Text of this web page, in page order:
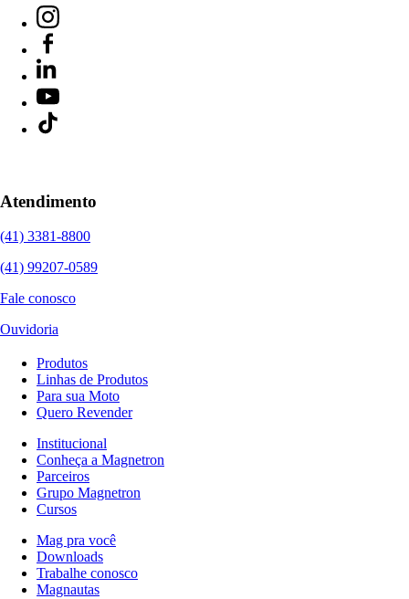
Atendimento
(41) 3381-8800
(41) 99207-0589
Fale conosco
Ouvidoria
Produtos
Linhas de Produtos
Para sua Moto
Quero Revender
Institucional
Conheça a Magnetron
Parceiros
Grupo Magnetron
Cursos
Mag pra você
Downloads
Trabalhe conosco
Magnautas